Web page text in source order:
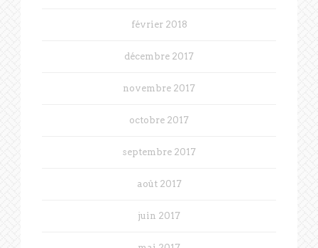
février 2018
décembre 2017
novembre 2017
octobre 2017
septembre 2017
août 2017
juin 2017